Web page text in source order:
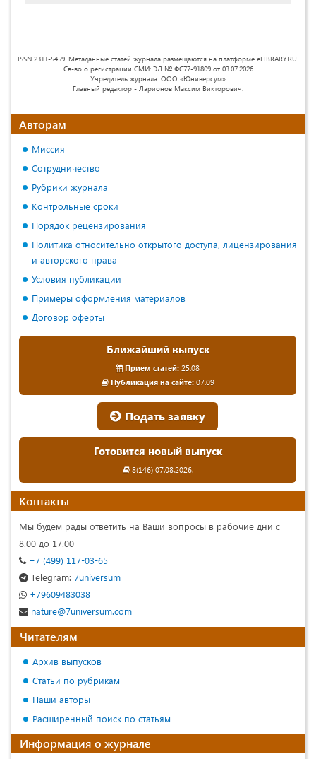
ISSN 2311-5459. Метаданные статей журнала размещаются на платформе eLIBRARY.RU.
Св-во о регистрации СМИ: ЭЛ № ФС77-91809 от 03.07.2026
Учредитель журнала: ООО «Юниверсум»
Главный редактор - Ларионов Максим Викторович.
Авторам
Миссия
Сотрудничество
Рубрики журнала
Контрольные сроки
Порядок рецензирования
Политика относительно открытого доступа, лицензирования
и авторского права
Условия публикации
Примеры оформления материалов
Договор оферты
Ближайший выпуск
Прием статей: 25.08
Публикация на сайте:07.09
Подать заявку
Готовится новый выпуск
8(146) 07.08.2026.
Контакты
Мы будем рады ответить на Ваши вопросы в рабочие дни с
8.00 до 17.00
+7 (499) 117-03-65
Telegram: 7universum
+79609483038
nature@7universum.com
Читателям
Архив выпусков
Статьи по рубрикам
Наши авторы
Расширенный поиск по статьям
Информация о журнале